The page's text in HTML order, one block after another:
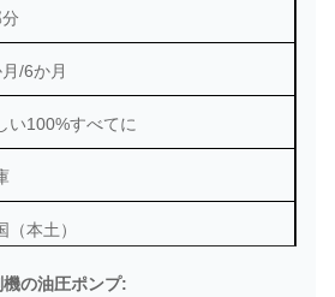
/6か月
い100%すべてに
（本土）
として広州または
の油圧ポンプ: